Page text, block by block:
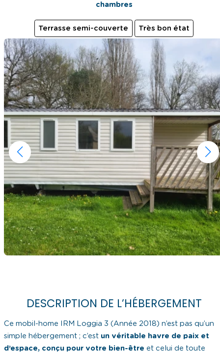
chambres
Terrasse semi-couverte Très bon état
DESCRIPTION DE L’HÉBERGEMENT
Ce mobil-home IRM Loggia 3 (Année 2018) n’est pas qu’un
simple hébergement ; c’est un véritable havre de paix et
d’espace, conçu pour votre bien-être et celui de toute